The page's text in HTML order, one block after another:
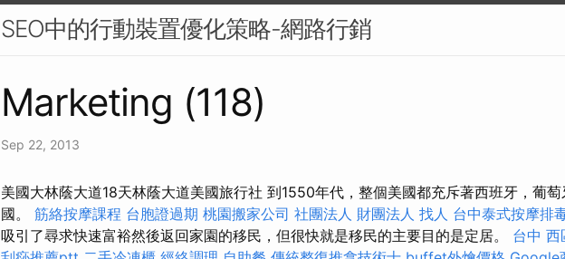
SEO中的行動裝置優化策略-網路行銷
Marketing (118)
Sep 22, 2013
美國大林蔭大道18天林蔭大道美國旅行社 到1550年代，整個美國都充斥著西班牙，葡
國。 筋絡按摩課程 台胞證過期 桃園搬家公司 社團法人 財團法人 找人 台中泰式按摩排
吸引了尋求快速富裕然後返回家園的移民，但很快就是移民的主要目的是定居。 台中 西